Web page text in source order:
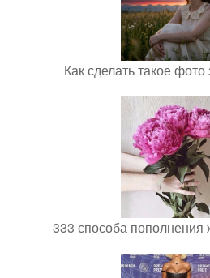
Как сделать такое
333 способа пополнения